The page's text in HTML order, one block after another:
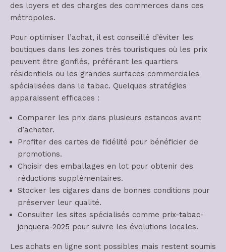
des loyers et des charges des commerces dans ces
métropoles.
Pour optimiser l’achat, il est conseillé d’éviter les
boutiques dans les zones très touristiques où les prix
peuvent être gonflés, préférant les quartiers
résidentiels ou les grandes surfaces commerciales
spécialisées dans le tabac. Quelques stratégies
apparaissent efficaces :
Comparer les prix dans plusieurs estancos avant
d’acheter.
Profiter des cartes de fidélité pour bénéficier de
promotions.
Choisir des emballages en lot pour obtenir des
réductions supplémentaires.
Stocker les cigares dans de bonnes conditions pour
préserver leur qualité.
Consulter les sites spécialisés comme prix-tabac-
jonquera-2025 pour suivre les évolutions locales.
Les achats en ligne sont possibles mais restent soumis